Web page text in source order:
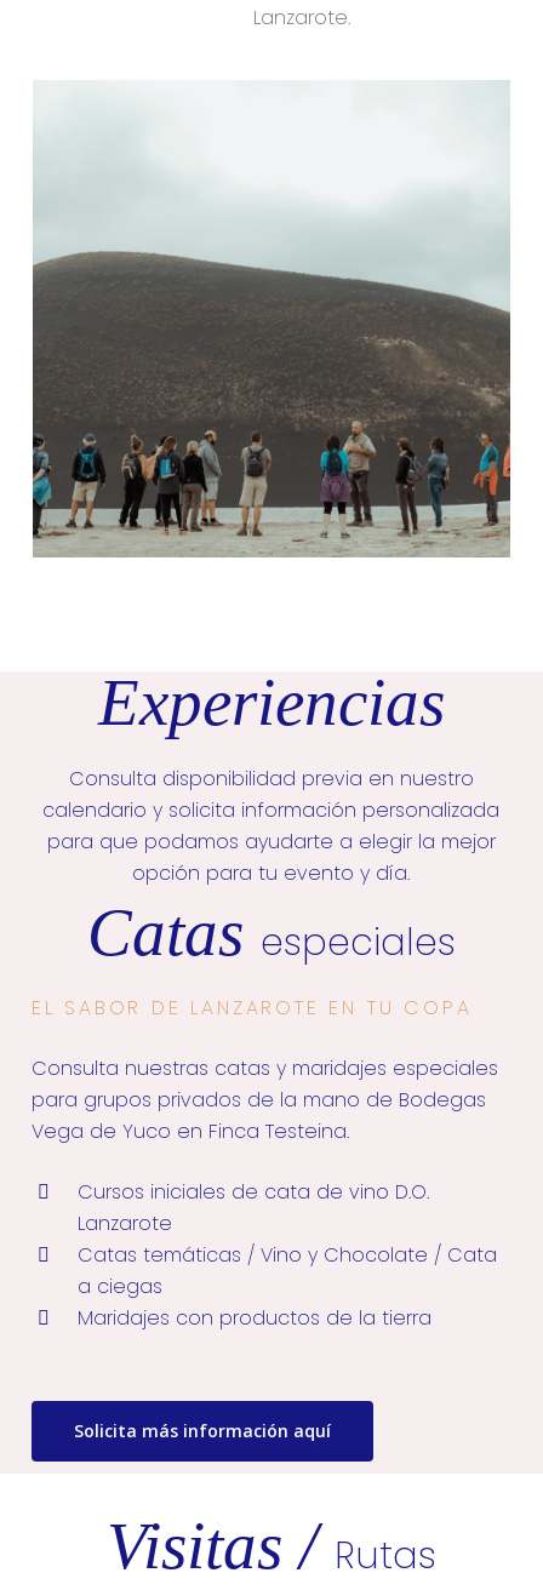
Lanzarote.
Experiencias
Consulta disponibilidad previa en nuestro
calendario y solicita información personalizada
para que podamos ayudarte a elegir la mejor
opción para tu evento y día.
Catas especiales
EL SABOR DE LANZAROTE EN TU COPA
Consulta nuestras catas y maridajes especiales
para grupos privados de la mano de Bodegas
Vega de Yuco en Finca Testeina.
Cursos iniciales de cata de vino D.O.
Lanzarote
Catas temáticas / Vino y Chocolate / Cata
a ciegas
Maridajes con productos de la tierra
Solicita más información aquí
Visitas / Rutas